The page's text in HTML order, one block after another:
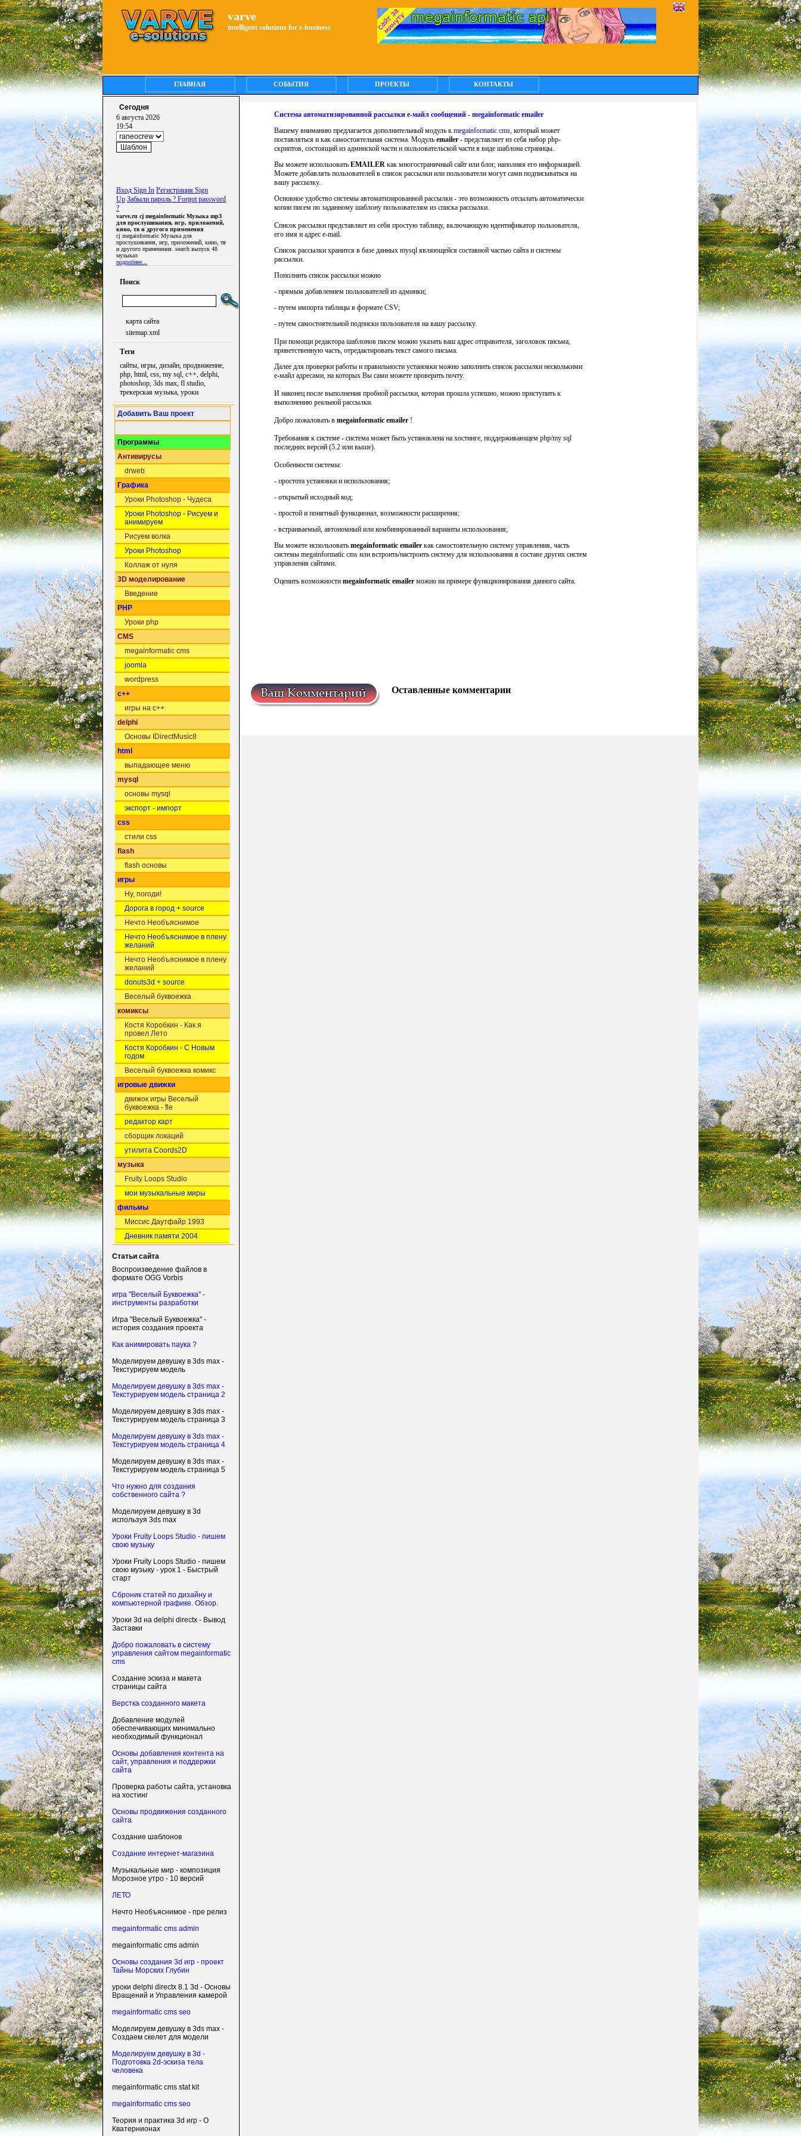
varve
intelligent solutions for e-business
ГЛАВНАЯ СОБЫТИЯ ПРОЕКТЫ КОНТАКТЫ
Сегодня
6 августа 2026
19:54
Вход Sign In Регистрация Sign
Up Забыли пароль ? Forgot password
?
varve.ru cj megainformatic Музыка mp3
для прослушивания, игр, приложений,
кино, тв и другого применения
cj megainformatic Музыка для
прослушивания, игр, приложений, кино, тв
и другого применения. search выпуск 48
музыкал
подробнее...
Поиск
карта сайта
sitemap.xml
Теги
сайты, игры, дизайн, продвижение,
php, html, css, my sql, c++, delphi,
photoshop, 3ds max, fl studio,
трекерская музыка, уроки
Добавить Ваш проект
Программы
Антивирусы
drweb
Графика
Уроки Photoshop - Чудеса
Уроки Photoshop - Рисуем и
анимируем
Рисуем волка
Уроки Photoshop
Коллаж от нуля
3D моделирование
Введение
PHP
Уроки php
CMS
megainformatic cms
joomla
wordpress
c++
игры на c++
delphi
Основы IDirectMusic8
html
выпадающее меню
mysql
основы mysql
экспорт - импорт
css
стили css
flash
flash основы
игры
Ну, погоди!
Дорога в город + source
Нечто Необъяснимое
Нечто Необъяснимое в плену
желаний
Нечто Необъяснимое в плену
желаний
donuts3d + source
Веселый буквоежка
комиксы
Костя Коробкин - Как я
провел Лето
Костя Коробкин - С Новым
годом
Веселый буквоежка комикс
игровые движки
движок игры Веселый
буквоежка - fle
редактор карт
сборщик локаций
утилита Coords2D
музыка
Fruity Loops Studio
мои музыкальные миры
фильмы
Миссис Даутфайр 1993
Дневник памяти 2004
Статьи сайта
Воспроизведение файлов в
формате OGG Vorbis
игра "Веселый Буквоежка" -
инструменты разработки
Игра "Веселый Буквоежка" -
история создания проекта
Как анимировать паука ?
Моделируем девушку в 3ds max -
Текстурируем модель
Моделируем девушку в 3ds max -
Текстурируем модель страница 2
Моделируем девушку в 3ds max -
Текстурируем модель страница 3
Моделируем девушку в 3ds max -
Текстурируем модель страница 4
Моделируем девушку в 3ds max -
Текстурируем модель страница 5
Что нужно для создания
собственного сайта ?
Моделируем девушку в 3d
используя 3ds max
Уроки Fruity Loops Studio - пишем
свою музыку
Уроки Fruity Loops Studio - пишем
свою музыку - урок 1 - Быстрый
старт
Сброник статей по дизайну и
компьютерной графике. Обзор.
Уроки 3d на delphi directx - Вывод
Заставки
Добро пожаловать в систему
управления сайтом megainformatic
cms
Создание эскиза и макета
страницы сайта
Верстка созданного макета
Добавление модулей
обеспечивающих минимально
необходимый функционал
Основы добавления контента на
сайт, управления и поддержки
сайта
Проверка работы сайта, установка
на хостинг
Основы продвижения созданного
сайта
Создание шаблонов
Создание интернет-магазина
Музыкальные мир - композиция
Морозное утро - 10 версий
ЛЕТО
Нечто Необъяснимое - пре релиз
megainformatic cms admin
megainformatic cms admin
Основы создания 3d игр - проект
Тайны Морских Глубин
уроки delphi directx 8.1 3d - Основы
Вращений и Управления камерой
megainformatic cms seo
Моделируем девушку в 3ds max -
Создаем скелет для модели
Моделируем девушку в 3d -
Подготовка 2d-эскиза тела
человека
megainformatic cms stat kit
megainformatic cms seo
Теория и практика 3d игр - О
Кватернионах
Система автоматизированной рассылки е-майл сообщений - megainformatic emailer
Вашему вниманию предлагается дополнительный модуль к megainformatic cms, который может
поставляться и как самостоятельная система. Модуль emailer - представляет из себя набор php-
скриптов, состоящий из админской части и пользовательской части в виде шаблона страницы.
Вы можете использовать EMAILER как многостраничный сайт или блог, наполняя его информацией.
Можете добавлять пользователей в список рассылки или пользователи могут сами подписываться на
вашу рассылку.
Основное удобство системы автоматизированной рассылки - это возможность отсылать автоматически
копии писем по заданному шаблону пользователям из списка рассылки.
Список рассылки представляет из себя простую таблицу, включающую идентификатор пользователя,
его имя и адрес e-mail.
Список рассылки хранится в базе данных mysql являющейся составной частью сайта и системы
рассылки.
Пополнить список рассылки можно
- прямым добавлением пользователей из админки;
- путем импорта таблицы в формате CSV;
- путем самостоятельной подписки пользователя на вашу рассылку.
При помощи редактора шаблонов писем можно указать ваш адрес отправителя, заголовок письма,
приветственную часть, отредактировать текст самого письма.
Далее для проверки работы и правильности установки можно заполнить список рассылки несколькими
е-майл адресами, на которых Вы сами можете проверить почту.
И наконец после выполнения пробной рассылки, которая прошла успешно, можно приступить к
выполнению реальной рассылки.
Добро пожаловать в megainformatic emailer !
Требования к системе - система может быть установлена на хостинге, поддерживающем php/my sql
последних версий (5.2 или выше).
Особенности системы:
- простота установки и использования;
- открытый исходный код;
- простой и понятный функционал, возможности расширения;
- встраиваемый, автономный или комбинированный варианты использования;
Вы можете использовать megainformatic emailer как самостоятельную систему управления, часть
системы megainformatic cms или встроить/настроить систему для использования в составе других систем
управления сайтами.
Оценить возможности megainformatic emailer можно на примере функционирования данного сайта.
Оставленные комментарии